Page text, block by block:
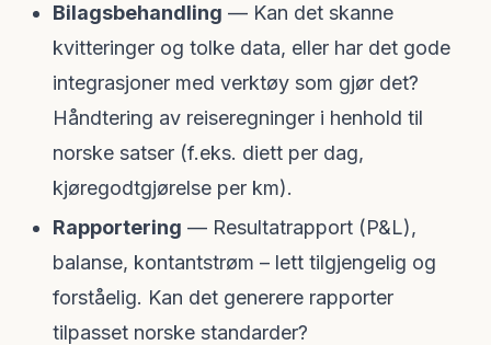
Bilagsbehandling — Kan det skanne
kvitteringer og tolke data, eller har det gode
integrasjoner med verktøy som gjør det?
Håndtering av reiseregninger i henhold til
norske satser (f.eks. diett per dag,
kjøregodtgjørelse per km).
Rapportering — Resultatrapport (P&L),
balanse, kontantstrøm – lett tilgjengelig og
forståelig. Kan det generere rapporter
tilpasset norske standarder?